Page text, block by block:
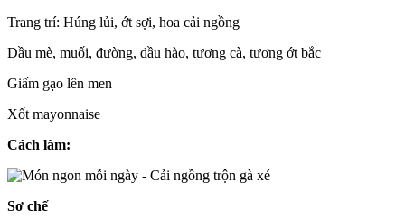
Trang trí: Húng lủi, ớt sợi, hoa cải ngồng
Dầu mè, muối, đường, dầu hào, tương cà, tương ớt bắc
Giấm gạo lên men
Xốt mayonnaise
Cách làm:
Sơ chế